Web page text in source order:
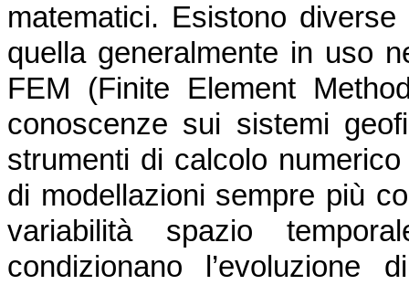
matematici. Esistono
quella generalmente in uso
FEM (Finite Element
conoscenze sui sistemi
strumenti di calcolo
di modellazioni sempre più
variabilità spazio
condizionano